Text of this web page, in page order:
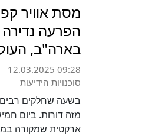
הפרעה
בארה"ב,
12.03.2025 09:28
סוכנויות הידיעות
בשעה שחלקים רבים
ארקטית שמקורה